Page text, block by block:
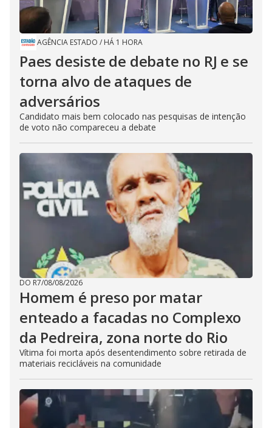
AGÊNCIA ESTADO / HÁ 1 HORA
Paes desiste de debate no RJ e se
torna alvo de ataques de
adversários
Candidato mais bem colocado nas pesquisas de intenção
de voto não compareceu a debate
DO R7/08/08/2026
Homem é preso por matar
enteado a facadas no Complexo
da Pedreira, zona norte do Rio
Vítima foi morta após desentendimento sobre retirada de
materiais recicláveis na comunidade